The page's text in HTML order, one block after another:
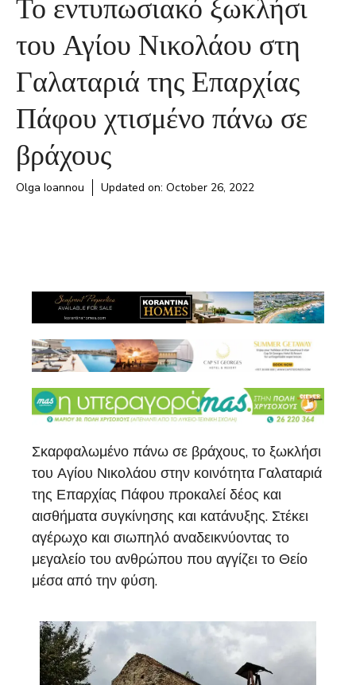
του Αγίου Νικολάου στη
Γαλαταριά της Επαρχίας
Πάφου χτισμένο πάνω σε
βράχους
Olga Ioannou Updated on: October 26, 2022
Σκαρφαλωμένο πάνω σε βράχους, το ξωκλήσι
του Αγίου Νικολάου στην κοινότητα Γαλαταριά
της Επαρχίας Πάφου προκαλεί δέος και
αισθήματα συγκίνησης και κατάνυξης. Στέκει
αγέρωχο και σιωπηλό αναδεικνύοντας το
μεγαλείο του ανθρώπου που αγγίζει το Θείο
μέσα από την φύση.